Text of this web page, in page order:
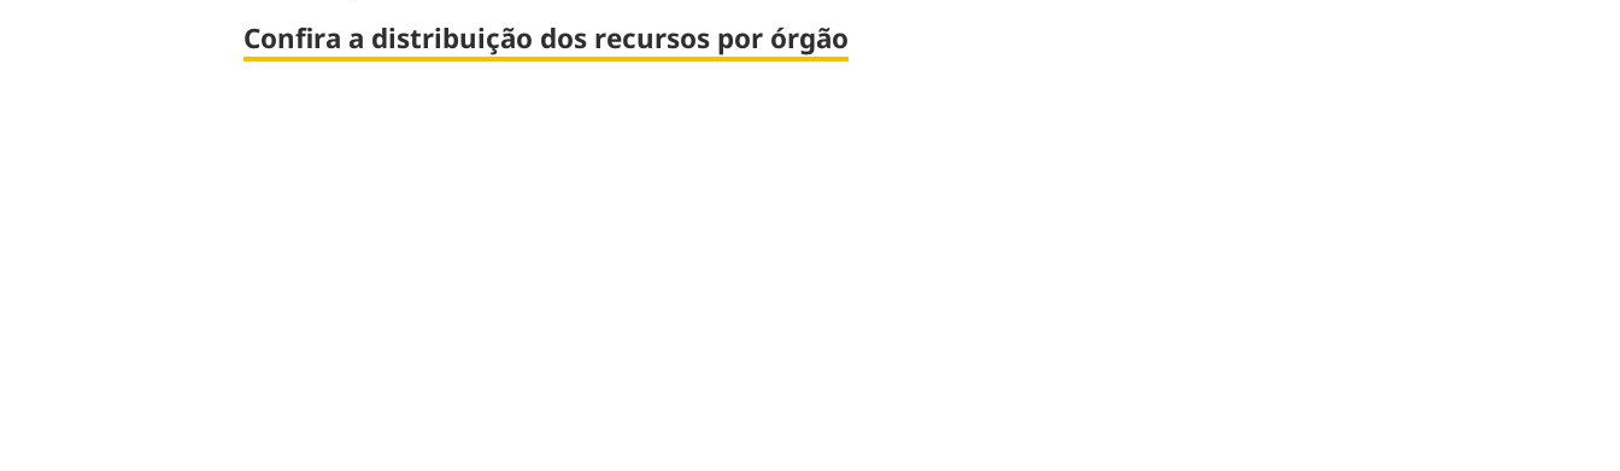
Confira a distribuição dos recursos por órgão